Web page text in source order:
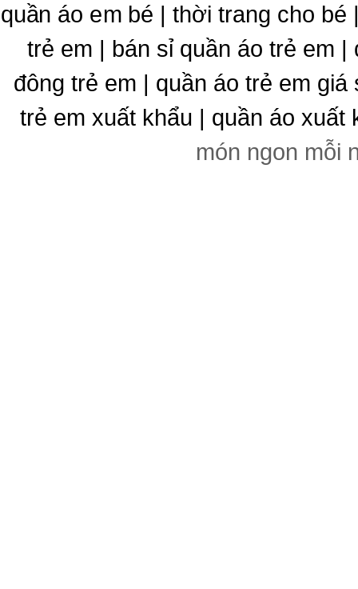
quần áo em bé | thời trang cho
trẻ em | bán sỉ quần áo trẻ em
đông trẻ em | quần áo trẻ em
trẻ em xuất khẩu | quần áo xuất
món ngon mỗi